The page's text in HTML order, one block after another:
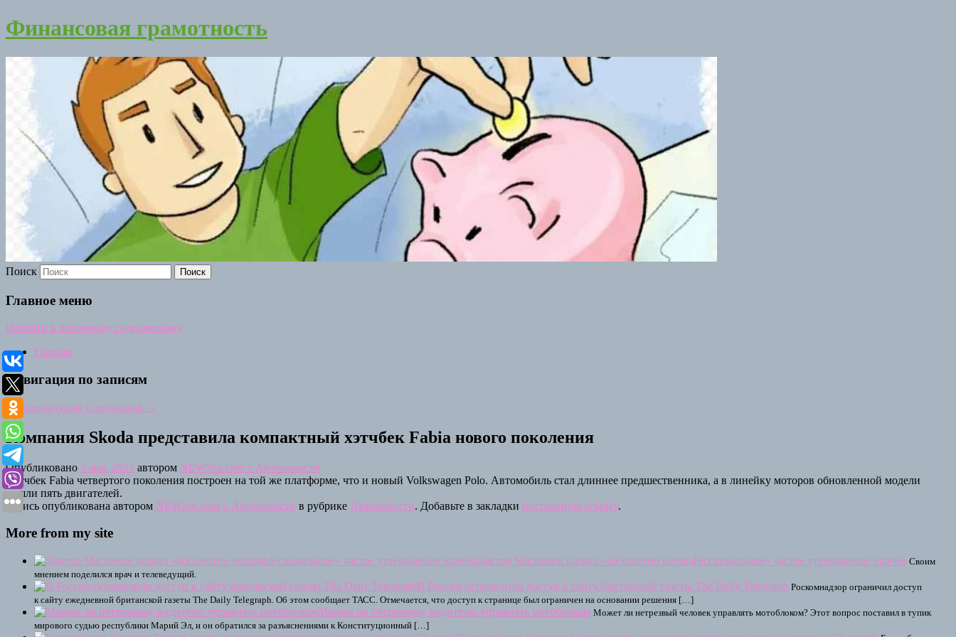
Финансовая грамотность
Поиск
Главное меню
Перейти к основному содержимому
Главная
Навигация по записям
←Предыдущая Следующая →
Компания Skoda представила компактный хэтчбек Fabia нового поколения
Опубликовано 5 мая, 2021 автором NEWSru.com :: Автоновости
Хэтчбек Fabia четвертого поколения построен на той же платформе, что и новый Volkswagen Polo. Автомобиль стал длиннее предшественника, а в линейку моторов обновленной модели
вошли пять двигателей.
Запись опубликована автором NEWSru.com :: Автоновости в рубрике Автоновости. Добавьте в закладки постоянную ссылку.
More from my site
Доктор Мясников назвал «абсолютно непрофессиональное» частое утверждение врачей Своим
мнением поделился врач и телеведущий.
В России ограничили доступ к сайту британской газеты The Daily Telegraph Роскомнадзор ограничил доступ
к сайту ежедневной британской газеты The Daily Telegraph. Об этом сообщает ТАСС. Отмечается, что доступ к странице был ограничен на основании решения […]
Можно ли нетрезвому водителю управлять мотоблоком Может ли нетрезвый человек управлять мотоблоком? Этот вопрос поставил в тупик
мирового судью республики Марий Эл, и он обратился за разъяснениями к Конституционный […]